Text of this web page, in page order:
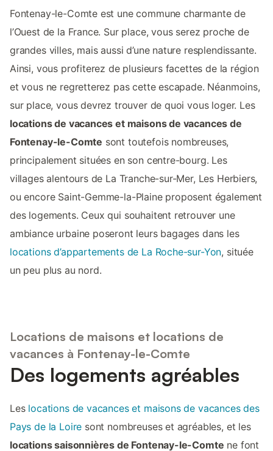
Fontenay-le-Comte est une commune charmante de
l’Ouest de la France. Sur place, vous serez proche de
grandes villes, mais aussi d’une nature resplendissante.
Ainsi, vous profiterez de plusieurs facettes de la région
et vous ne regretterez pas cette escapade. Néanmoins,
sur place, vous devrez trouver de quoi vous loger. Les
locations de vacances et maisons de vacances de
Fontenay-le-Comte sont toutefois nombreuses,
principalement situées en son centre-bourg. Les
villages alentours de La Tranche-sur-Mer, Les Herbiers,
ou encore Saint-Gemme-la-Plaine proposent également
des logements. Ceux qui souhaitent retrouver une
ambiance urbaine poseront leurs bagages dans les
locations d’appartements de La Roche-sur-Yon, située
un peu plus au nord.
Locations de maisons et locations de
vacances à Fontenay-le-Comte
Des logements agréables
Les locations de vacances et maisons de vacances des
Pays de la Loire sont nombreuses et agréables, et les
locations saisonnières de Fontenay-le-Comte ne font